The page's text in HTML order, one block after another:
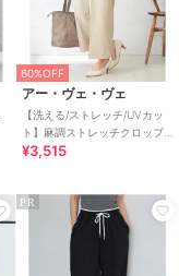
60%OFF
アー・ヴェ・ヴェ
【洗える/ストレッチ/UVカッ
ト】麻調ストレッチクロップ
ドパンツ
¥3,515
PR